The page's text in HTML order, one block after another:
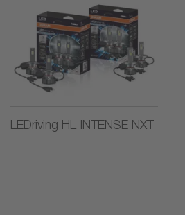
LEDriving HL INTENSE NXT